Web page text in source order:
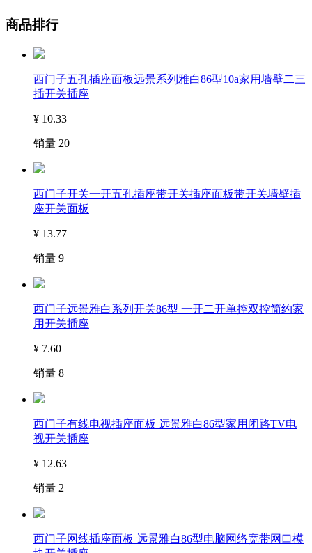
商品排行
西门子五孔插座面板远景系列雅白86型10a家用墙壁二三
插开关插座
¥ 10.33
销量 20
西门子开关一开五孔插座带开关插座面板带开关墙壁插
座开关面板
¥ 13.77
销量 9
西门子远景雅白系列开关86型 一开二开单控双控简约家
用开关插座
¥ 7.60
销量 8
西门子有线电视插座面板 远景雅白86型家用闭路TV电
视开关插座
¥ 12.63
销量 2
西门子网线插座面板 远景雅白86型电脑网络宽带网口模